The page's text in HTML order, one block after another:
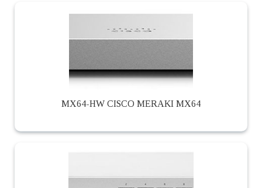
MX64-HW CISCO MERAKI MX64